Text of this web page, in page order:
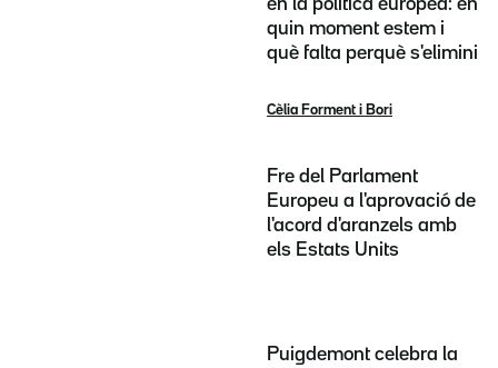
en la política europea: en
quin moment estem i
què falta perquè s'elimini
Cèlia Forment i Bori
Fre del Parlament
Europeu a l'aprovació de
l'acord d'aranzels amb
els Estats Units
Puigdemont celebra la